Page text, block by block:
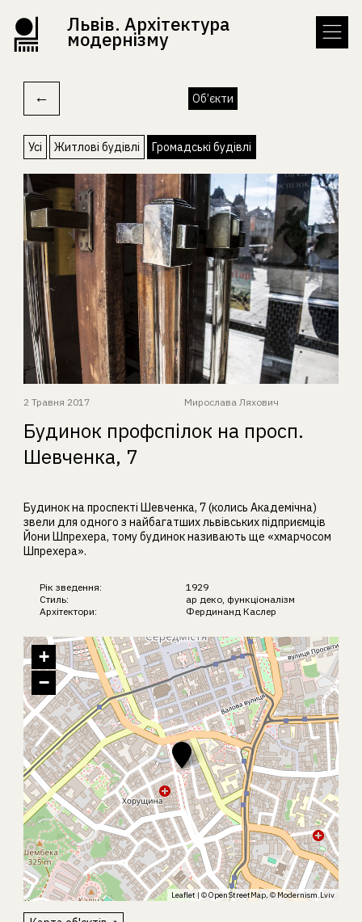
Львів. Архітектура
модернізму
← Об’єкти
Усі Житлові будівлі Громадські будівлі
2 Травня 2017 Мирослава Ляхович
Будинок профспілок на просп.
Шевченка, 7
Будинок на проспекті Шевченка, 7 (колись Академічна)
звели для одного з найбагатших львівських підприємців
Йони Шпрехера, тому будинок називають ще «хмарчосом
Шпрехера».
Рік зведення:
1929
Стиль:
ар деко функціоналізм
Архітектори:
Фердинанд Каслер
+
−
Leaflet| ©OpenStreetMap, ©Modernism.Lviv